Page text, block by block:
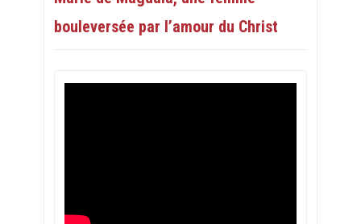
bouleversée par l’amour du Christ